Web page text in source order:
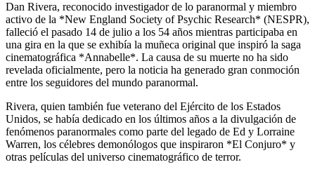
Dan Rivera, reconocido investigador de lo paranormal y miembro
activo de la *New England Society of Psychic Research* (NESPR),
falleció el pasado 14 de julio a los 54 años mientras participaba en
una gira en la que se exhibía la muñeca original que inspiró la saga
cinematográfica *Annabelle*. La causa de su muerte no ha sido
revelada oficialmente, pero la noticia ha generado gran conmoción
entre los seguidores del mundo paranormal.
Rivera, quien también fue veterano del Ejército de los Estados
Unidos, se había dedicado en los últimos años a la divulgación de
fenómenos paranormales como parte del legado de Ed y Lorraine
Warren, los célebres demonólogos que inspiraron *El Conjuro* y
otras películas del universo cinematográfico de terror.